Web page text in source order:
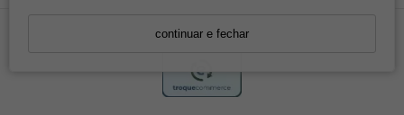
continuar e fechar